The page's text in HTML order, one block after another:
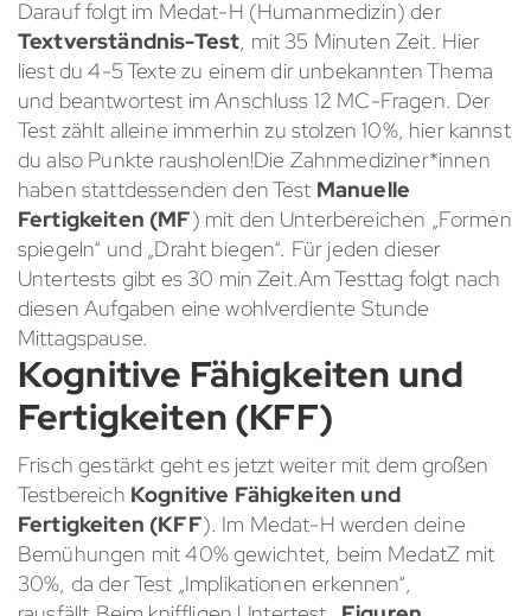
Darauf folgt im Medat-H (Humanmedizin) der
Textverständnis-Test, mit 35 Minuten Zeit. Hier
liest du 4-5 Texte zu einem dir unbekannten Thema
und beantwortest im Anschluss 12 MC-Fragen. Der
Test zählt alleine immerhin zu stolzen 10%, hier kannst
du also Punkte rausholen!Die Zahnmediziner*innen
haben stattdessenden den Test Manuelle
Fertigkeiten (MF) mit den Unterbereichen „Formen
spiegeln“ und „Draht biegen“. Für jeden dieser
Untertests gibt es 30 min Zeit.Am Testtag folgt nach
diesen Aufgaben eine wohlverdiente Stunde
Mittagspause.
Kognitive Fähigkeiten und
Fertigkeiten (KFF)
Frisch gestärkt geht es jetzt weiter mit dem großen
Testbereich Kognitive Fähigkeiten und
Fertigkeiten (KFF). Im Medat-H werden deine
Bemühungen mit 40% gewichtet, beim MedatZ mit
30%, da der Test „Implikationen erkennen“,